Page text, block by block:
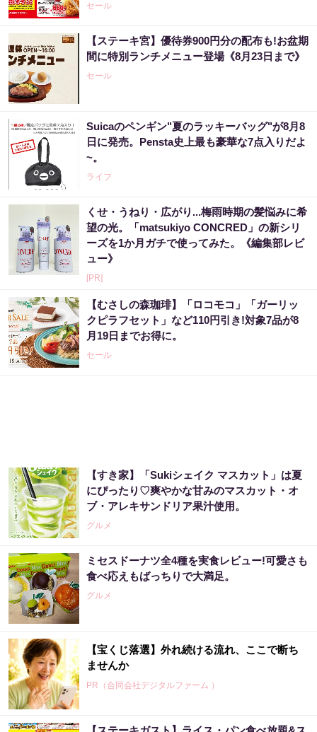
セール
【ステーキ宮】優待券900円分の配布も!お盆期
間に特別ランチメニュー登場《8月23日まで》
セール
Suicaのペンギン"夏のラッキーバッグ"が8月8
日に発売。Pensta史上最も豪華な7点入りだよ
~。
ライフ
くせ・うねり・広がり...梅雨時期の髪悩みに希
望の光。「matsukiyo CONCRED」の新シリ
ーズを1か月ガチで使ってみた。《編集部レビ
ュー》
[PR]
【むさしの森珈琲】「ロコモコ」「ガーリッ
クピラフセット」など110円引き!対象7品が8
月19日までお得に。
セール
【すき家】「Sukiシェイク マスカット」は夏
にぴったり♡爽やかな甘みのマスカット・オ
ブ・アレキサンドリア果汁使用。
グルメ
ミセスドーナツ全4種を実食レビュー!可愛さも
食べ応えもばっちりで大満足。
グルメ
【宝くじ落選】外れ続ける流れ、ここで断ち
ませんか
PR（合同会社デジタルファーム ）